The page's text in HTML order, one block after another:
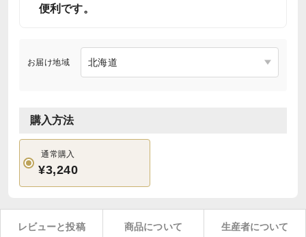
便利です。
お届け地域
購入方法
通常購入
¥3,240
レビューと投稿 商品について 生産者について